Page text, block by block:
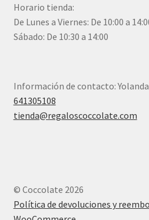
Horario tienda:
De Lunes a Viernes: De 10:00 a
Sábado: De 10:30 a 14:00
Información de contacto:
641305108
tienda@regaloscoccolate.com
© Coccolate 2026
Política de devoluciones y